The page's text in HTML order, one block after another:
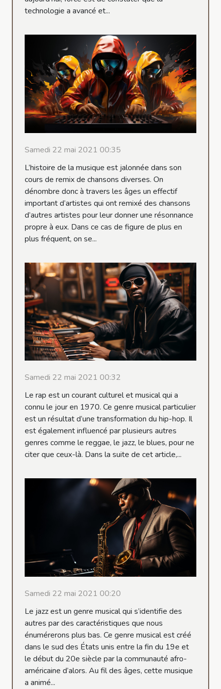
technologie a avancé et...
Samedi 22 mai 2021 00:35
L’histoire de la musique est jalonnée dans son
cours de remix de chansons diverses. On
dénombre donc à travers les âges un effectif
important d’artistes qui ont remixé des chansons
d’autres artistes pour leur donner une résonnance
propre à eux. Dans ce cas de figure de plus en
plus fréquent, on se...
Samedi 22 mai 2021 00:32
Le rap est un courant culturel et musical qui a
connu le jour en 1970. Ce genre musical particulier
est un résultat d’une transformation du hip-hop. Il
est également influencé par plusieurs autres
genres comme le reggae, le jazz, le blues, pour ne
citer que ceux-là. Dans la suite de cet article,...
Samedi 22 mai 2021 00:20
Le jazz est un genre musical qui s’identifie des
autres par des caractéristiques que nous
énumérerons plus bas. Ce genre musical est créé
dans le sud des États unis entre la fin du 19e et
le début du 20e siècle par la communauté afro-
américaine d’alors. Au fil des âges, cette musique
a animé...